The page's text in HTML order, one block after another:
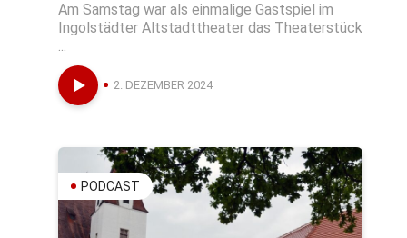
Am Samstag war als einmalige Gastspiel im
Ingolstädter Altstadttheater das Theaterstück
...
2. DEZEMBER 2024
PODCAST